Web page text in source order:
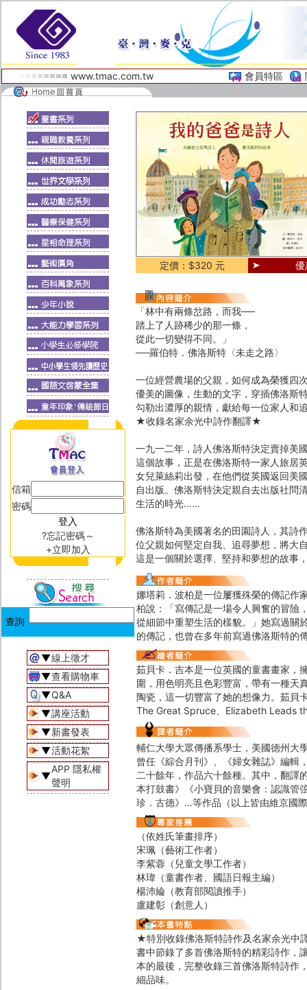
www.tmac.com.tw 會員特區
信箱
密碼
?忘記密碼～
+立即加入
▼線上徵才
▼查看購物車
▼Q&A
▼講座活動
▼新書發表
▼活動花絮
▼
APP 隱私權
聲明
定價：$320 元
「林中有兩條岔路，而我──
踏上了人跡稀少的那一條，
從此一切變得不同。」
──羅伯特．佛洛斯特〈未走之路〉
一位經營農場的父親，如何成為榮獲四
優美的圖像，生動的文字，穿插佛洛斯
勾勒出濃厚的親情，獻給每一位家人和
★收錄名家余光中詩作翻譯★
一九一二年，詩人佛洛斯特決定賣掉美
這個故事，正是在佛洛斯特一家人旅居
女兒萊絲莉出發，在他們從英國返回美
自出版。佛洛斯特決定親自去出版社問
生活的時光……
佛洛斯特為美國著名的田園詩人，其詩
位父親如何堅定自我、追尋夢想，將大
這是一個關於選擇、堅持和夢想的故事
娜塔莉．波柏是一位屢獲殊榮的傳記作
柏說：「寫傳記是一場令人興奮的冒險
從細節中重塑生活的樣貌。」她寫過關
的傳記，也曾在多年前寫過佛洛斯特的
茹貝卡．吉本是一位英國的童書畫家，
圍，用色明亮且色彩豐富，帶有一種天
陶瓷，這一切豐富了她的想像力。茹貝
The Great Spruce、Elizabeth Leads
輔仁大學大眾傳播系學士，美國德州大
曾任《綜合月刊》、《婦女雜誌》編輯
二十餘年，作品六十餘種。其中，翻譯
本打鼓書》《小寶貝的音樂會：認識管
珍．古德》…等作品（以上皆由維京國
（依姓氏筆畫排序）
宋珮（藝術工作者）
李紫蓉（兒童文學工作者）
林瑋（童書作者、國語日報主編）
楊沛綸（教育部閱讀推手）
盧建彰（創意人）
★特別收錄佛洛斯特詩作及名家余光中
書中節錄了多首佛洛斯特的精彩詩作，
本的最後，完整收錄三首佛洛斯特詩作
細品味。